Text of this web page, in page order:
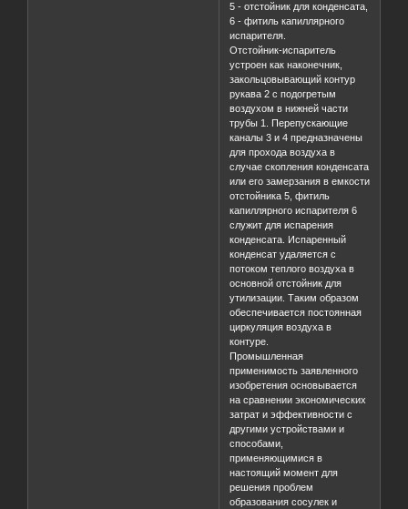
5 - отстойник для конденсата,
6 - фитиль капиллярного
испарителя.
Отстойник-испаритель
устроен как наконечник,
закольцовывающий контур
рукава 2 с подогретым
воздухом в нижней части
трубы 1. Перепускающие
каналы 3 и 4 предназначены
для прохода воздуха в
случае скопления конденсата
или его замерзания в емкости
отстойника 5, фитиль
капиллярного испарителя 6
служит для испарения
конденсата. Испаренный
конденсат удаляется с
потоком теплого воздуха в
основной отстойник для
утилизации. Таким образом
обеспечивается постоянная
циркуляция воздуха в
контуре.
Промышленная
применимость заявленного
изобретения основывается
на сравнении экономических
затрат и эффективности с
другими устройствами и
способами,
применяющимися в
настоящий момент для
решения проблем
образования сосулек и